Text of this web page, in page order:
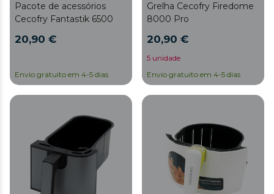
Pacote de acessórios
Cecofry Fantastik 6500
20,90 €
Envio gratuito em 4-5 dias
Grelha Cecofry Firedome
8000 Pro
20,90 €
5 unidade
Envio gratuito em 4-5 dias